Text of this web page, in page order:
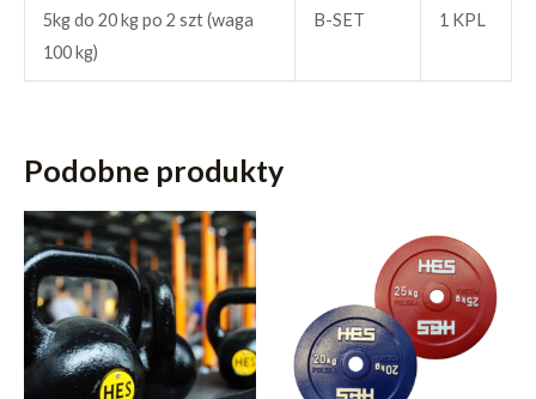
5kg do 20 kg po 2 szt (waga
100 kg)
B-SET 1 KPL
Podobne produkty